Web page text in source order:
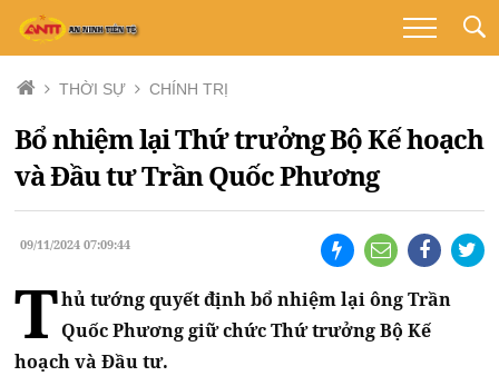
THỜI SỰ CHÍNH TRỊ
Bổ nhiệm lại Thứ trưởng Bộ Kế hoạch
và Đầu tư Trần Quốc Phương
09/11/2024 07:09:44
Thủ tướng quyết định bổ nhiệm lại ông Trần
Quốc Phương giữ chức Thứ trưởng Bộ Kế
hoạch và Đầu tư.